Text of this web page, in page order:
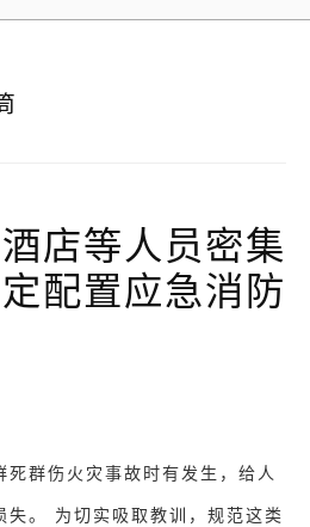
店等人员密集
配置应急消防
群伤火灾事故时有发生，给人
失。 为切实吸取教训，规范这类